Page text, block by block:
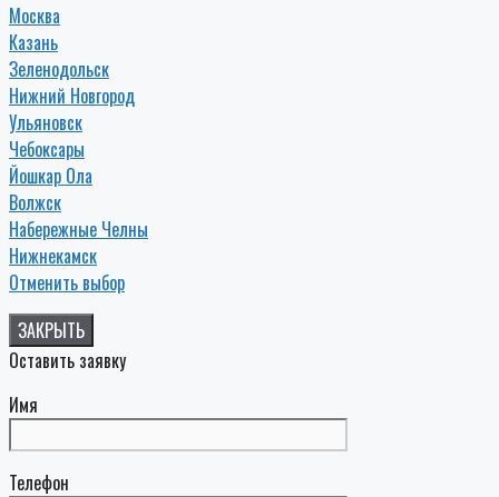
Москва
Казань
Зеленодольск
Нижний Новгород
Ульяновск
Чебоксары
Йошкар Ола
Волжск
Набережные Челны
Нижнекамск
Отменить выбор
ЗАКРЫТЬ
Оставить заявку
Имя
Телефон